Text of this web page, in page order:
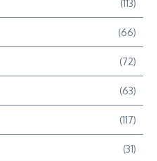
(113)
(66)
(72)
(63)
(117)
(31)